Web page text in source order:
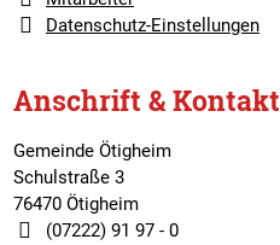
Datenschutz-Einstellungen
Anschrift & Kontakt
Gemeinde Ötigheim
Schulstraße 3
76470 Ötigheim
(07222) 91 97 - 0